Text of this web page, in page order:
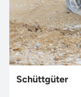
Schüttgüter